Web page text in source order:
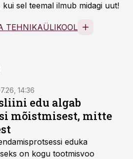
kui sel teemal ilmub midagi uut!
TEHNIKAÜLIKOOL
14:36
edu algab
mõistmisest, mitte
eduka
on kogu tootmisvoo